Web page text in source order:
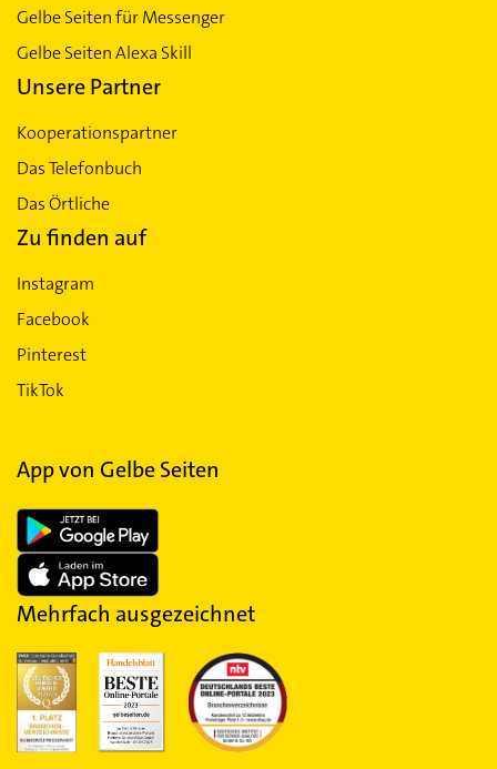
Gelbe Seiten für Messenger
Gelbe Seiten Alexa Skill
Unsere Partner
Kooperationspartner
Das Telefonbuch
Das Örtliche
Zu finden auf
Instagram
Facebook
Pinterest
TikTok
App von Gelbe Seiten
Mehrfach ausgezeichnet